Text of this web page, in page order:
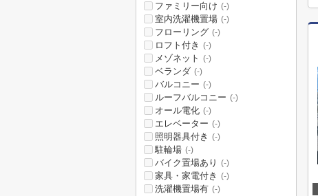
ファミリー向け (-)
室内洗濯機置場 (-)
フローリング (-)
ロフト付き (-)
メゾネット (-)
ベランダ (-)
バルコニー (-)
ルーフバルコニー (-)
オール電化 (-)
エレベーター (-)
照明器具付き (-)
駐輪場 (-)
バイク置場あり (-)
家具・家電付き (-)
洗濯機置場有 (-)